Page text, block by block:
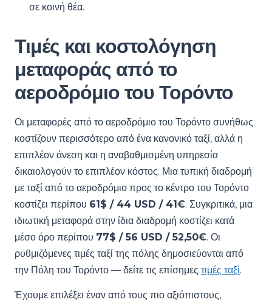
σε κοινή θέα.
Τιμές και κοστολόγηση
μεταφοράς από το
αεροδρόμιο του Τορόντο
Οι μεταφορές από το αεροδρόμιο του Τορόντο συνήθως
κοστίζουν περισσότερο από ένα κανονικό ταξί, αλλά η
επιπλέον άνεση και η αναβαθμισμένη υπηρεσία
δικαιολογούν το επιπλέον κόστος. Μια τυπική διαδρομή
με ταξί από το αεροδρόμιο προς το κέντρο του Τορόντο
κοστίζει περίπου 61$ / 44 USD / 41€. Συγκριτικά, μια
ιδιωτική μεταφορά στην ίδια διαδρομή κοστίζει κατά
μέσο όρο περίπου 77$ / 56 USD / 52,50€. Οι
ρυθμιζόμενες τιμές ταξί της πόλης δημοσιεύονται από
την Πόλη του Τορόντο — δείτε τις επίσημες τιμές ταξί.
Έχουμε επιλέξει έναν από τους πιο αξιόπιστους,